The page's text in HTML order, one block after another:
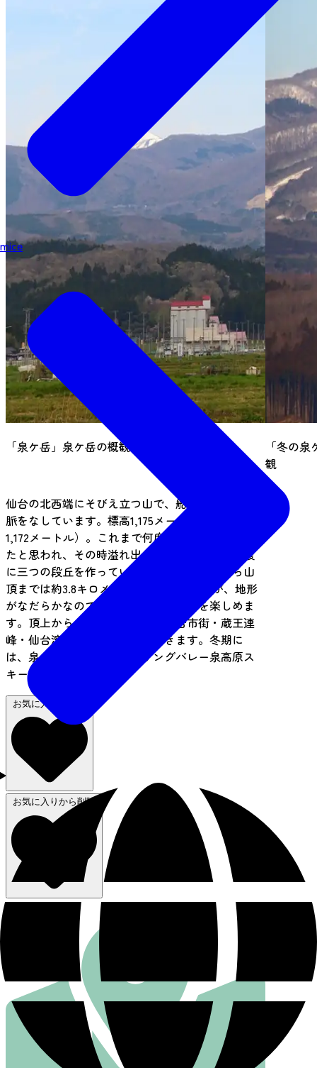
mice
「泉ケ岳」泉ケ岳の概観
「冬の
観
仙台の北西端にそびえ立つ山で、船形連峰の一支
脈をなしています。標高1,175メートル（三角点は
1,172メートル）。これまで何度か爆発を繰り返し
たと思われ、その時溢れ出た溶岩流が南側の山腹
に三つの段丘を作っています。ふれあい館から山
頂までは約3.8キロメートルの道のりですが、地形
がなだらかなので、家族連れでも登山を楽しめま
す。頂上からの眺めは雄大で、仙台市街・蔵王連
峰・仙台湾まで見渡すことができます。冬期に
は、泉ケ岳スキー場、スプリングバレー泉高原ス
キー場が開かれます。
お気に入りに追加
お気に入りから削除
行き方を見る